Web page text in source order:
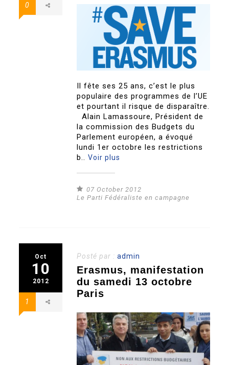
0
Il fête ses 25 ans, c’est le plus
populaire des programmes de l’UE
et pourtant il risque de disparaître.
Alain Lamassoure, Président de
la commission des Budgets du
Parlement européen, a évoqué
lundi 1er octobre les restrictions
b..Voir plus
07 October 2012
Le Parti Fédéraliste en campagne
Oct
10
2012
1
Posté par :admin
Erasmus, manifestation
du samedi 13 octobre
Paris